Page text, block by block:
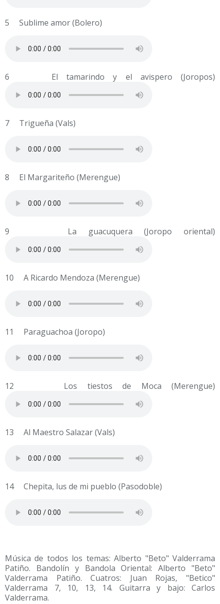
5 Sublime amor (Bolero)
6 El tamarindo y el avispero (Joropos)
7 Trigueña (Vals)
8 El Margariteño (Merengue)
9 La guacuquera (Joropo oriental)
10 A Ricardo Mendoza (Merengue)
11 Paraguachoa (Joropo)
12 Los tiestos de Moca (Merengue)
13 Al Maestro Salazar (Vals)
14 Chepita, lus de mi pueblo (Pasodoble)
Música de todos los temas: Alberto "Beto" Valderrama
Patiño. Bandolín y Bandola Oriental: Alberto "Beto"
Valderrama Patiño. Cuatros: Juan Rojas, "Betico"
Valderrama 7, 10, 13, 14. Guitarra y bajo: Carlos
Valderrama.